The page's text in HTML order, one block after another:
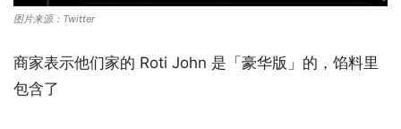
图片来源：Twitter
商家表示他们家的 Roti John 是「豪华版」的，馅料里
包含了